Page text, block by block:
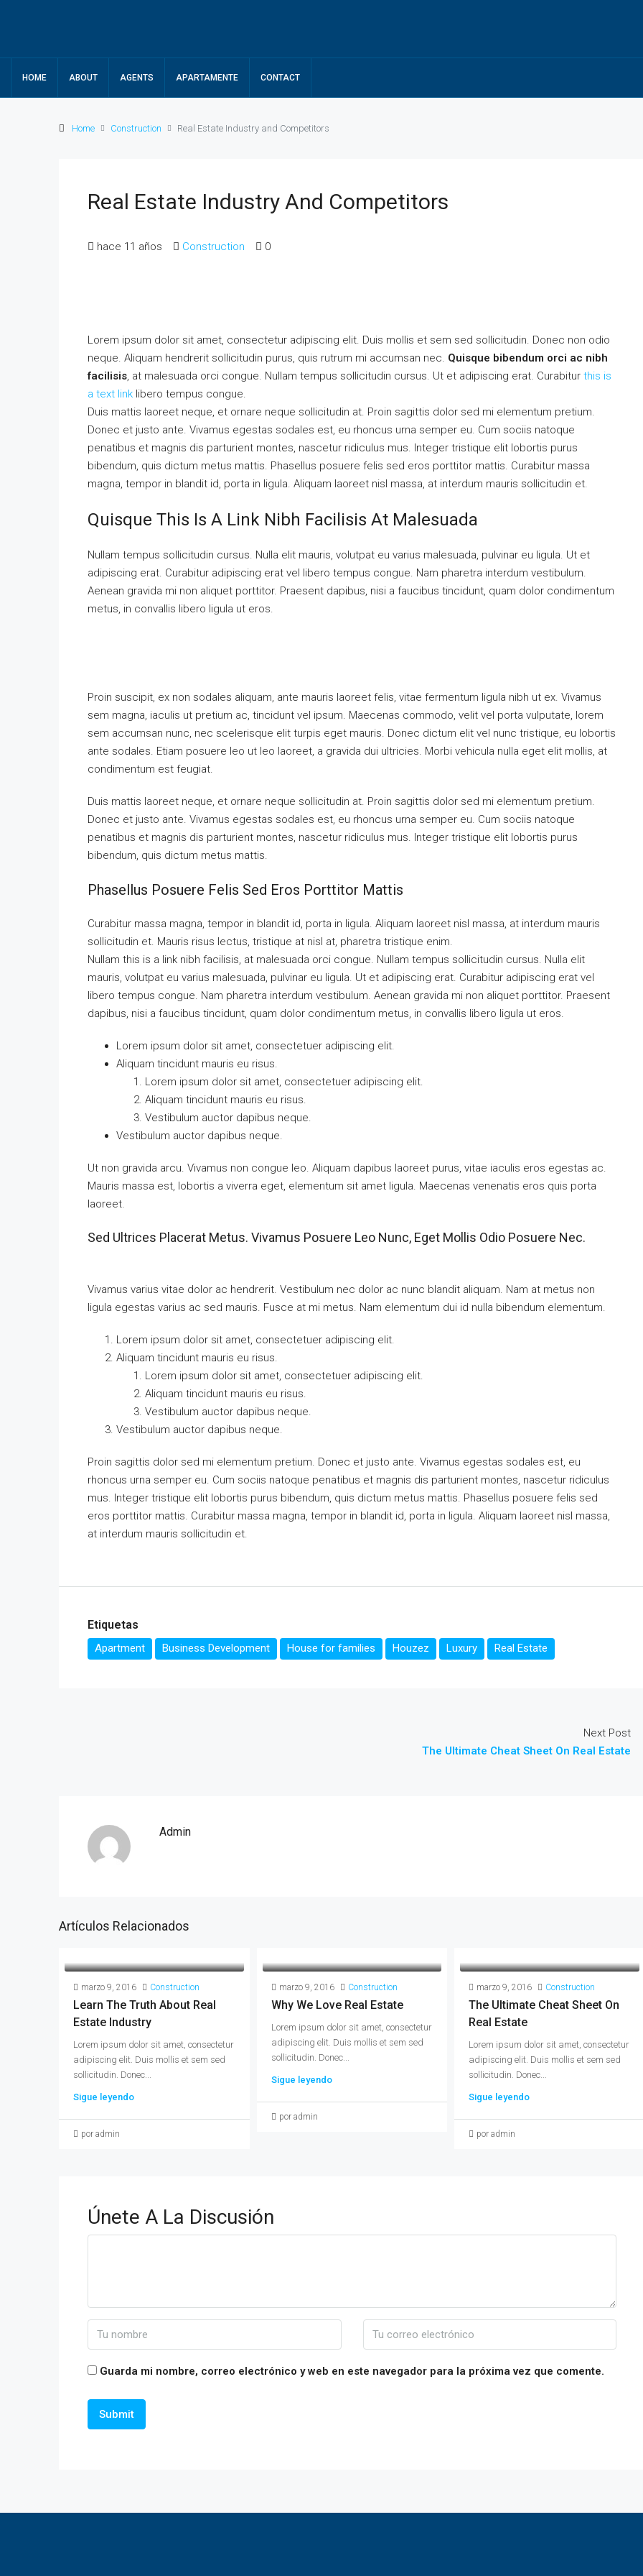
HOME ABOUT AGENTS APARTAMENTE CONTACT
Home Construction Real Estate Industry and Competitors
Real Estate Industry And Competitors
hace 11 años Construction 0
Lorem ipsum dolor sit amet, consectetur adipiscing elit. Duis mollis et sem sed sollicitudin. Donec non odio
neque. Aliquam hendrerit sollicitudin purus, quis rutrum mi accumsan nec. Quisque bibendum orci ac nibh
facilisis, at malesuada orci congue. Nullam tempus sollicitudin cursus. Ut et adipiscing erat. Curabitur this is
a text link libero tempus congue.
Duis mattis laoreet neque, et ornare neque sollicitudin at. Proin sagittis dolor sed mi elementum pretium.
Donec et justo ante. Vivamus egestas sodales est, eu rhoncus urna semper eu. Cum sociis natoque
penatibus et magnis dis parturient montes, nascetur ridiculus mus. Integer tristique elit lobortis purus
bibendum, quis dictum metus mattis. Phasellus posuere felis sed eros porttitor mattis. Curabitur massa
magna, tempor in blandit id, porta in ligula. Aliquam laoreet nisl massa, at interdum mauris sollicitudin et.
Quisque This Is A Link Nibh Facilisis At Malesuada
Nullam tempus sollicitudin cursus. Nulla elit mauris, volutpat eu varius malesuada, pulvinar eu ligula. Ut et
adipiscing erat. Curabitur adipiscing erat vel libero tempus congue. Nam pharetra interdum vestibulum.
Aenean gravida mi non aliquet porttitor. Praesent dapibus, nisi a faucibus tincidunt, quam dolor condimentum
metus, in convallis libero ligula ut eros.
Proin suscipit, ex non sodales aliquam, ante mauris laoreet felis, vitae fermentum ligula nibh ut ex. Vivamus
sem magna, iaculis ut pretium ac, tincidunt vel ipsum. Maecenas commodo, velit vel porta vulputate, lorem
sem accumsan nunc, nec scelerisque elit turpis eget mauris. Donec dictum elit vel nunc tristique, eu lobortis
ante sodales. Etiam posuere leo ut leo laoreet, a gravida dui ultricies. Morbi vehicula nulla eget elit mollis, at
condimentum est feugiat.
Duis mattis laoreet neque, et ornare neque sollicitudin at. Proin sagittis dolor sed mi elementum pretium.
Donec et justo ante. Vivamus egestas sodales est, eu rhoncus urna semper eu. Cum sociis natoque
penatibus et magnis dis parturient montes, nascetur ridiculus mus. Integer tristique elit lobortis purus
bibendum, quis dictum metus mattis.
Phasellus Posuere Felis Sed Eros Porttitor Mattis
Curabitur massa magna, tempor in blandit id, porta in ligula. Aliquam laoreet nisl massa, at interdum mauris
sollicitudin et. Mauris risus lectus, tristique at nisl at, pharetra tristique enim.
Nullam this is a link nibh facilisis, at malesuada orci congue. Nullam tempus sollicitudin cursus. Nulla elit
mauris, volutpat eu varius malesuada, pulvinar eu ligula. Ut et adipiscing erat. Curabitur adipiscing erat vel
libero tempus congue. Nam pharetra interdum vestibulum. Aenean gravida mi non aliquet porttitor. Praesent
dapibus, nisi a faucibus tincidunt, quam dolor condimentum metus, in convallis libero ligula ut eros.
Lorem ipsum dolor sit amet, consectetuer adipiscing elit.
Aliquam tincidunt mauris eu risus.
Lorem ipsum dolor sit amet, consectetuer adipiscing elit.
Aliquam tincidunt mauris eu risus.
Vestibulum auctor dapibus neque.
Vestibulum auctor dapibus neque.
Ut non gravida arcu. Vivamus non congue leo. Aliquam dapibus laoreet purus, vitae iaculis eros egestas ac.
Mauris massa est, lobortis a viverra eget, elementum sit amet ligula. Maecenas venenatis eros quis porta
laoreet.
Sed Ultrices Placerat Metus. Vivamus Posuere Leo Nunc, Eget Mollis Odio Posuere Nec.
Vivamus varius vitae dolor ac hendrerit. Vestibulum nec dolor ac nunc blandit aliquam. Nam at metus non
ligula egestas varius ac sed mauris. Fusce at mi metus. Nam elementum dui id nulla bibendum elementum.
Lorem ipsum dolor sit amet, consectetuer adipiscing elit.
Aliquam tincidunt mauris eu risus.
Lorem ipsum dolor sit amet, consectetuer adipiscing elit.
Aliquam tincidunt mauris eu risus.
Vestibulum auctor dapibus neque.
Vestibulum auctor dapibus neque.
Proin sagittis dolor sed mi elementum pretium. Donec et justo ante. Vivamus egestas sodales est, eu
rhoncus urna semper eu. Cum sociis natoque penatibus et magnis dis parturient montes, nascetur ridiculus
mus. Integer tristique elit lobortis purus bibendum, quis dictum metus mattis. Phasellus posuere felis sed
eros porttitor mattis. Curabitur massa magna, tempor in blandit id, porta in ligula. Aliquam laoreet nisl massa,
at interdum mauris sollicitudin et.
Etiquetas
Apartment Business Development House for families Houzez Luxury Real Estate
Next Post
The Ultimate Cheat Sheet On Real Estate
Admin
Artículos Relacionados
marzo 9, 2016 Construction
Learn The Truth About Real
Estate Industry
Lorem ipsum dolor sit amet, consectetur
adipiscing elit. Duis mollis et sem sed
sollicitudin. Donec...
Sigue leyendo
por admin
marzo 9, 2016 Construction
Why We Love Real Estate
Lorem ipsum dolor sit amet, consectetur
adipiscing elit. Duis mollis et sem sed
sollicitudin. Donec...
Sigue leyendo
por admin
marzo 9, 2016 Construction
The Ultimate Cheat Sheet On
Real Estate
Lorem ipsum dolor sit amet, consectetur
adipiscing elit. Duis mollis et sem sed
sollicitudin. Donec...
Sigue leyendo
por admin
Únete A La Discusión
Guarda mi nombre, correo electrónico y web en este navegador para la próxima vez que comente.